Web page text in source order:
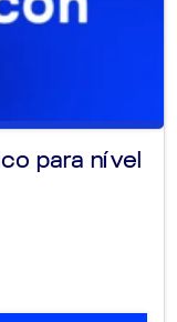
para nível